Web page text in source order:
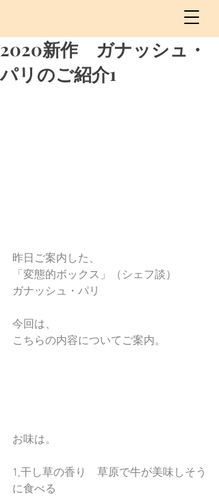
2020新作 ガナッシュ・
パリのご紹介1
昨日ご案内した、
「変態的ボックス」（シェフ談）
ガナッシュ・パリ
今回は、
こちらの内容についてご案内。
お味は。
1,干し草の香り　草原で牛が美味しそう
に食べる